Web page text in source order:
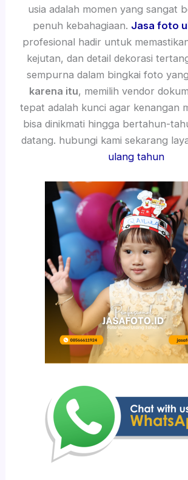
usia adalah momen yang sangat
penuh kebahagiaan. Jasa foto
profesional hadir untuk
kejutan, dan detail dekorasi
sempurna dalam bingkai foto
karena itu, memilih vendor
tepat adalah kunci agar kenangan
bisa dinikmati hingga bertahun-
datang. hubungi kami sekarang
ulang tahun